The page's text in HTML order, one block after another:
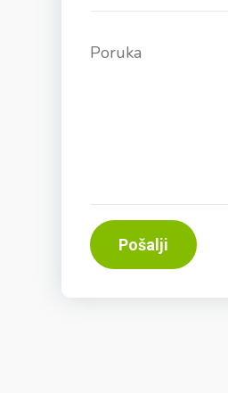
Pošalji